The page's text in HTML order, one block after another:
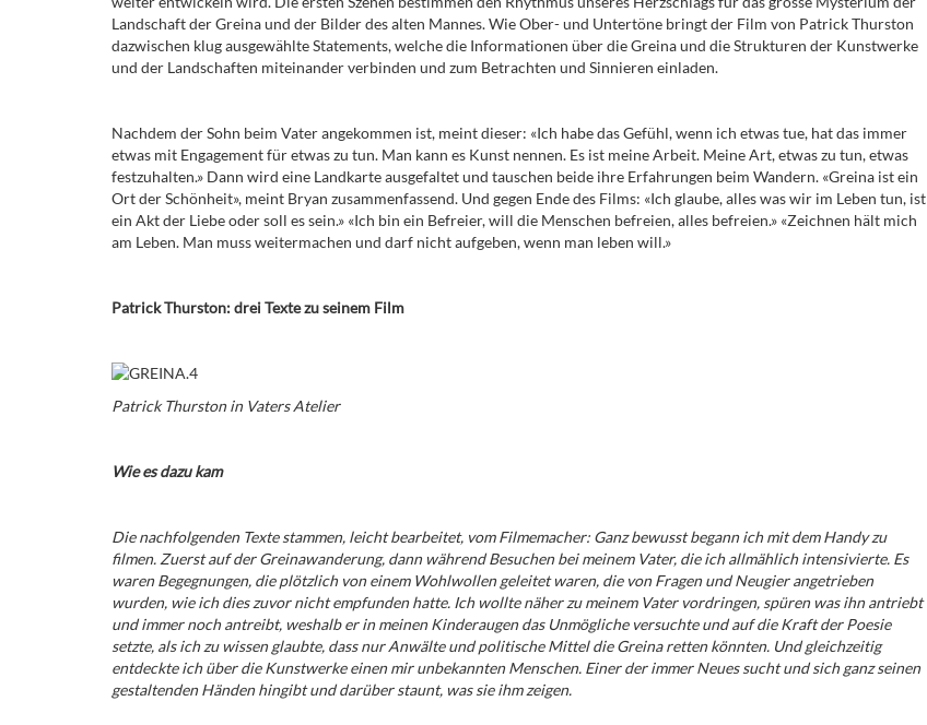
Landschaft der Greina und der Bilder des alten Mannes. Wie Ober- und Untertöne bringt der Film von Patrick Thurston
dazwischen klug ausgewählte Statements, welche die Informationen über die Greina und die Strukturen der Kunstwerke
und der Landschaften miteinander verbinden und zum Betrachten und Sinnieren einladen.
Nachdem der Sohn beim Vater angekommen ist, meint dieser: «Ich habe das Gefühl, wenn ich etwas tue, hat das immer
etwas mit Engagement für etwas zu tun. Man kann es Kunst nennen. Es ist meine Arbeit. Meine Art, etwas zu tun, etwas
festzuhalten.» Dann wird eine Landkarte ausgefaltet und tauschen beide ihre Erfahrungen beim Wandern. «Greina ist ein
Ort der Schönheit», meint Bryan zusammenfassend. Und gegen Ende des Films: «Ich glaube, alles was wir im Leben tun, ist
ein Akt der Liebe oder soll es sein.» «Ich bin ein Befreier, will die Menschen befreien, alles befreien.» «Zeichnen hält mich
am Leben. Man muss weitermachen und darf nicht aufgeben, wenn man leben will.»
Patrick Thurston: drei Texte zu seinem Film
Patrick Thurston in Vaters Atelier
Wie es dazu kam
Die nachfolgenden Texte stammen, leicht bearbeitet, vom Filmemacher: Ganz bewusst begann ich mit dem Handy zu
filmen. Zuerst auf der Greinawanderung, dann während Besuchen bei meinem Vater, die ich allmählich intensivierte. Es
waren Begegnungen, die plötzlich von einem Wohlwollen geleitet waren, die von Fragen und Neugier angetrieben
wurden, wie ich dies zuvor nicht empfunden hatte. Ich wollte näher zu meinem Vater vordringen, spüren was ihn antriebt
und immer noch antreibt, weshalb er in meinen Kinderaugen das Unmögliche versuchte und auf die Kraft der Poesie
setzte, als ich zu wissen glaubte, dass nur Anwälte und politische Mittel die Greina retten könnten. Und gleichzeitig
entdeckte ich über die Kunstwerke einen mir unbekannten Menschen. Einer der immer Neues sucht und sich ganz seinen
gestaltenden Händen hingibt und darüber staunt, was sie ihm zeigen.